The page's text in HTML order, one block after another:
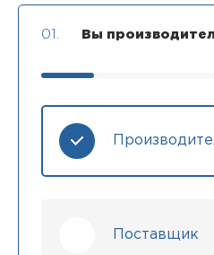
01. Вы
Поставщик